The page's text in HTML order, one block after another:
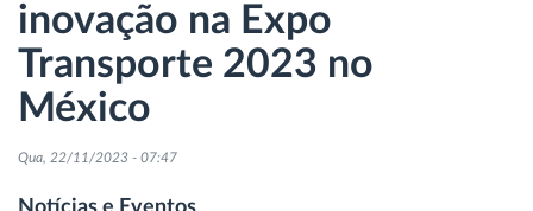
Monitorização dos tempos de condução
Gestão de tarefas
inovação na Expo
Transporte 2023 no
México
Qua, 22/11/2023 - 07:47